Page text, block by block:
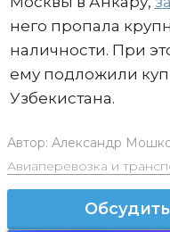
него пропала
наличности. При
ему подложили
Узбекистана.
Автор: Александр
Авиаперевозка и